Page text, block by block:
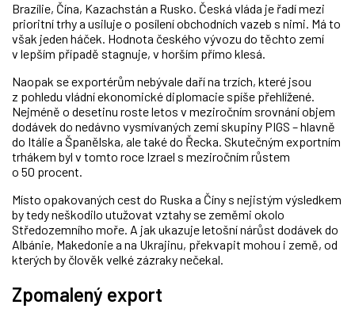
Brazílie, Čína, Kazachstán a Rusko. Česká vláda je řadí mezi
prioritní trhy a usiluje o posílení obchodních vazeb s nimi. Má to
však jeden háček. Hodnota českého vývozu do těchto zemí
v lepším případě stagnuje, v horším přímo klesá.
Naopak se exportérům nebývale daří na trzích, které jsou
z pohledu vládní ekonomické diplomacie spíše přehlížené.
Nejméně o desetinu roste letos v meziročním srovnání objem
dodávek do nedávno vysmívaných zemí skupiny PIGS – hlavně
do Itálie a Španělska, ale také do Řecka. Skutečným exportním
trhákem byl v tomto roce Izrael s meziročním růstem
o 50 procent.
Místo opakovaných cest do Ruska a Číny s nejistým výsledkem
by tedy neškodilo utužovat vztahy se zeměmi okolo
Středozemního moře. A jak ukazuje letošní nárůst dodávek do
Albánie, Makedonie a na Ukrajinu, překvapit mohou i země, od
kterých by člověk velké zázraky nečekal.
Zpomalený export